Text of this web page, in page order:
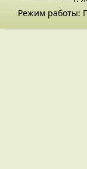
Режим работы: